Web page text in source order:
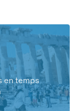
en temps